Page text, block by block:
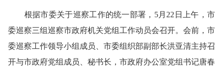
根据市委关于巡察工作的统一部署， 5月 22 日上午，市
委巡察三组巡察市政府机关党组 工作动员会召开。会前，市
委巡察工作领导小组成员
市委组织部副部长洪亚清主持召
开与市政府党组成员、秘书长，市政府办公室党组书记唐春